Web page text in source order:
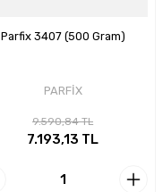
Parfix 3407 (500 Gram)
PARFİX
9.590,84 TL
7.193,13 TL